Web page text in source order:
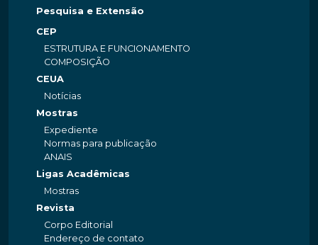
Pesquisa e Extensão
CEP
ESTRUTURA E FUNCIONAMENTO
COMPOSIÇÃO
CEUA
Notícias
Mostras
Expediente
Normas para publicação
ANAIS
Ligas Acadêmicas
Mostras
Revista
Corpo Editorial
Endereço de contato